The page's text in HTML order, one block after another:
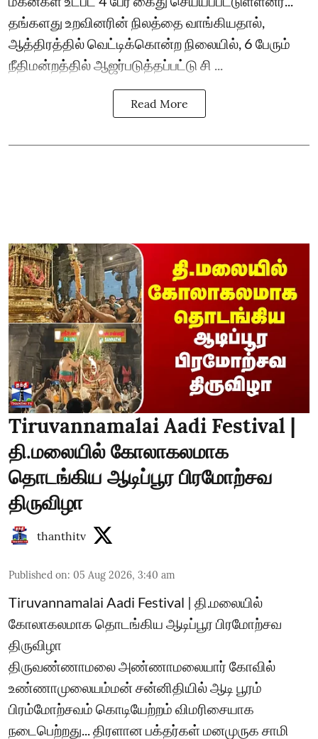
தங்களது உறவினரின் நிலத்தை வாங்கியதால்,
ஆத்திரத்தில் வெட்டிக்கொன்ற நிலையில், 6 பேரும்
நீதிமன்றத்தில் ஆஜர்படுத்தப்பட்டு சி ...
Read More
Tiruvannamalai Aadi Festival |
தி.மலையில் கோலாகலமாக
தொடங்கிய ஆடிப்பூர பிரமோற்சவ
திருவிழா
thanthitv
Published on: 05 Aug 2026, 3:40 am
Tiruvannamalai Aadi Festival | தி.மலையில்
கோலாகலமாக தொடங்கிய ஆடிப்பூர பிரமோற்சவ
திருவிழா
திருவண்ணாமலை அண்ணாமலையார் கோவில்
உண்ணாமுலையம்மன் சன்னிதியில் ஆடி பூரம்
பிரம்மோற்சவம் கொடியேற்றம் விமரிசையாக
நடைபெற்றது... திரளான பக்தர்கள் மனமுருக சாமி